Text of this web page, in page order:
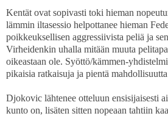
Kentät ovat sopivasti toki hieman
lämmin iltasessio helpottanee hieman
poikkeuksellisen aggressiivista peliä ja
Virheidenkin uhalla mitään muuta
oikeastaan ole. Syöttö/kämmen-
pikaisia ratkaisuja ja pientä
Djokovic lähtenee otteluun ensisijaisesti
kunto on, lisäten sitten nopeaan tahtiin